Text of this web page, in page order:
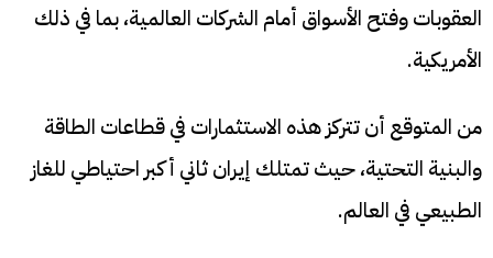
العقوبات وفتح الأسواق أمام الشركات العالمية، بما في ذلك
الأمريكية.​
من المتوقع أن تتركز هذه الاستثمارات في قطاعات الطاقة
والبنية التحتية، حيث تمتلك إيران ثاني أكبر احتياطي للغاز
الطبيعي في العالم.